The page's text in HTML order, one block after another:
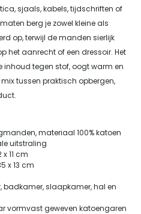
sjaals, kabels, tijdschriften of
berg je zowel kleine als
op, terwijl de manden sierlijk
het aanrecht of een dressoir. Het
tegen stof, oogt warm en
tussen praktisch opbergen,
materiaal 100% katoen
uitstraling
11 cm
x 13 cm
badkamer, slaapkamer, hal en
vormvast geweven katoengaren